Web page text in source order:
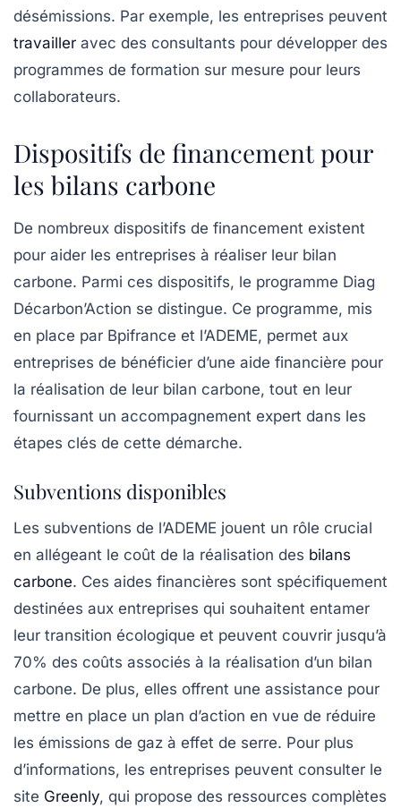
désémissions. Par exemple, les entreprises peuvent
travailler avec des consultants pour développer des
programmes de formation sur mesure pour leurs
collaborateurs.
Dispositifs de financement pour
les bilans carbone
De nombreux dispositifs de financement existent
pour aider les entreprises à réaliser leur bilan
carbone. Parmi ces dispositifs, le programme Diag
Décarbon’Action se distingue. Ce programme, mis
en place par Bpifrance et l’ADEME, permet aux
entreprises de bénéficier d’une aide financière pour
la réalisation de leur bilan carbone, tout en leur
fournissant un accompagnement expert dans les
étapes clés de cette démarche.
Subventions disponibles
Les subventions de l’ADEME jouent un rôle crucial
en allégeant le coût de la réalisation des bilans
carbone. Ces aides financières sont spécifiquement
destinées aux entreprises qui souhaitent entamer
leur transition écologique et peuvent couvrir jusqu’à
70% des coûts associés à la réalisation d’un bilan
carbone. De plus, elles offrent une assistance pour
mettre en place un plan d’action en vue de réduire
les émissions de gaz à effet de serre. Pour plus
d’informations, les entreprises peuvent consulter le
site Greenly, qui propose des ressources complètes